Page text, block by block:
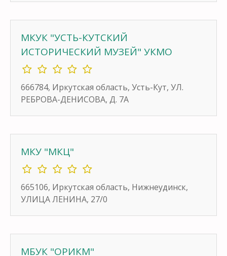
МКУК "УСТЬ-КУТСКИЙ
ИСТОРИЧЕСКИЙ МУЗЕЙ" УКМО
666784, Иркутская область, Усть-Кут, УЛ.
РЕБРОВА-ДЕНИСОВА, Д. 7А
МКУ "МКЦ"
665106, Иркутская область, Нижнеудинск,
УЛИЦА ЛЕНИНА, 27/0
МБУК "ОРИКМ"